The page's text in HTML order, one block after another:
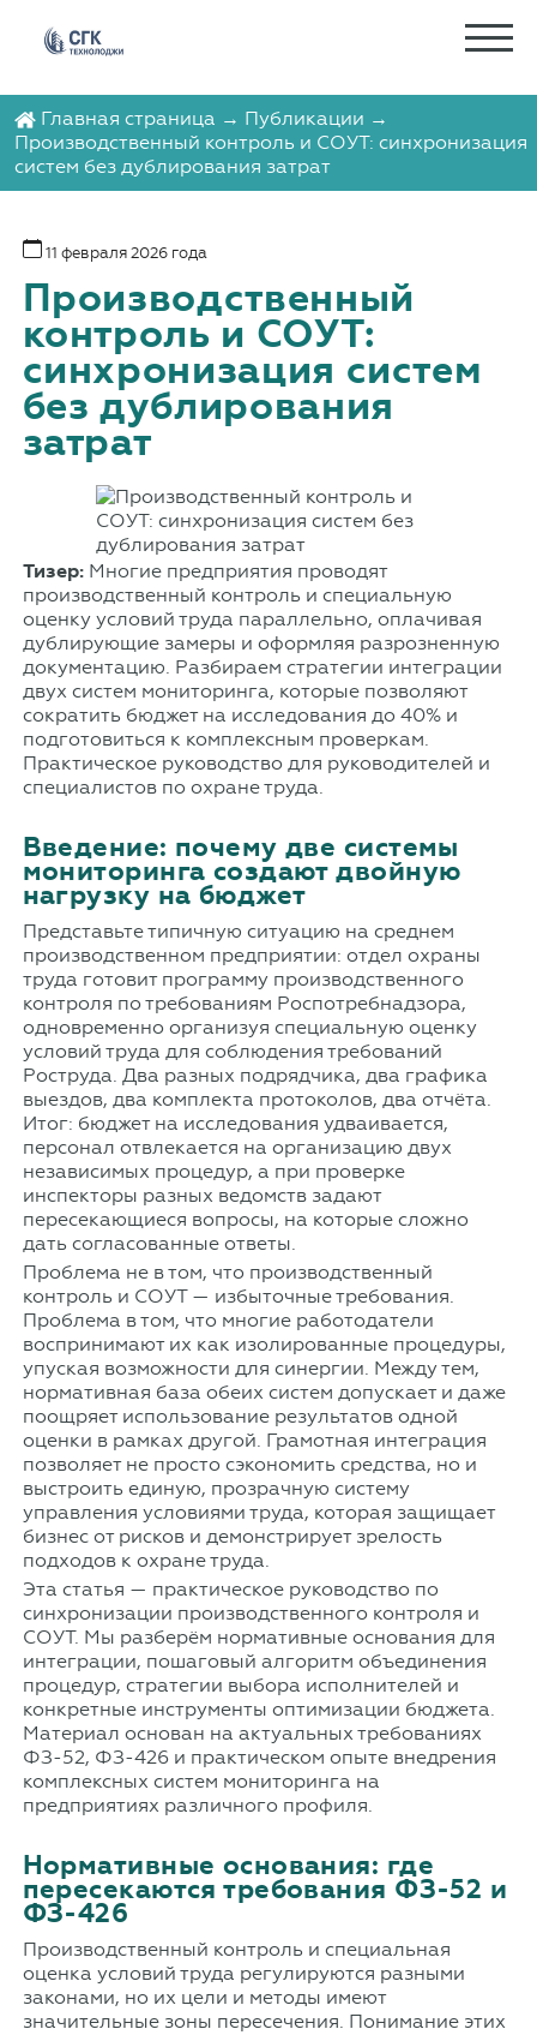
Главная страница → Публикации →
Производственный контроль и СОУТ: синхронизация
систем без дублирования затрат
11 февраля 2026 года
Производственный
контроль и СОУТ:
синхронизация систем
без дублирования
затрат
Тизер:Многие предприятия проводят
производственный контроль и специальную
оценку условий труда параллельно, оплачивая
дублирующие замеры и оформляя разрозненную
документацию. Разбираем стратегии интеграции
двух систем мониторинга, которые позволяют
сократить бюджет на исследования до 40% и
подготовиться к комплексным проверкам.
Практическое руководство для руководителей и
специалистов по охране труда.
Введение: почему две системы
мониторинга создают двойную
нагрузку на бюджет
Представьте типичную ситуацию на среднем
производственном предприятии: отдел охраны
труда готовит программу производственного
контроля по требованиям Роспотребнадзора,
одновременно организуя специальную оценку
условий труда для соблюдения требований
Роструда. Два разных подрядчика, два графика
выездов, два комплекта протоколов, два отчёта.
Итог: бюджет на исследования удваивается,
персонал отвлекается на организацию двух
независимых процедур, а при проверке
инспекторы разных ведомств задают
пересекающиеся вопросы, на которые сложно
дать согласованные ответы.
Проблема не в том, что производственный
контроль и СОУТ — избыточные требования.
Проблема в том, что многие работодатели
воспринимают их как изолированные процедуры,
упуская возможности для синергии. Между тем,
нормативная база обеих систем допускает и даже
поощряет использование результатов одной
оценки в рамках другой. Грамотная интеграция
позволяет не просто сэкономить средства, но и
выстроить единую, прозрачную систему
управления условиями труда, которая защищает
бизнес от рисков и демонстрирует зрелость
подходов к охране труда.
Эта статья — практическое руководство по
синхронизации производственного контроля и
СОУТ. Мы разберём нормативные основания для
интеграции, пошаговый алгоритм объединения
процедур, стратегии выбора исполнителей и
конкретные инструменты оптимизации бюджета.
Материал основан на актуальных требованиях
ФЗ-52, ФЗ-426 и практическом опыте внедрения
комплексных систем мониторинга на
предприятиях различного профиля.
Нормативные основания: где
пересекаются требования ФЗ-52 и
ФЗ-426
Производственный контроль и специальная
оценка условий труда регулируются разными
законами, но их цели и методы имеют
значительные зоны пересечения. Понимание этих